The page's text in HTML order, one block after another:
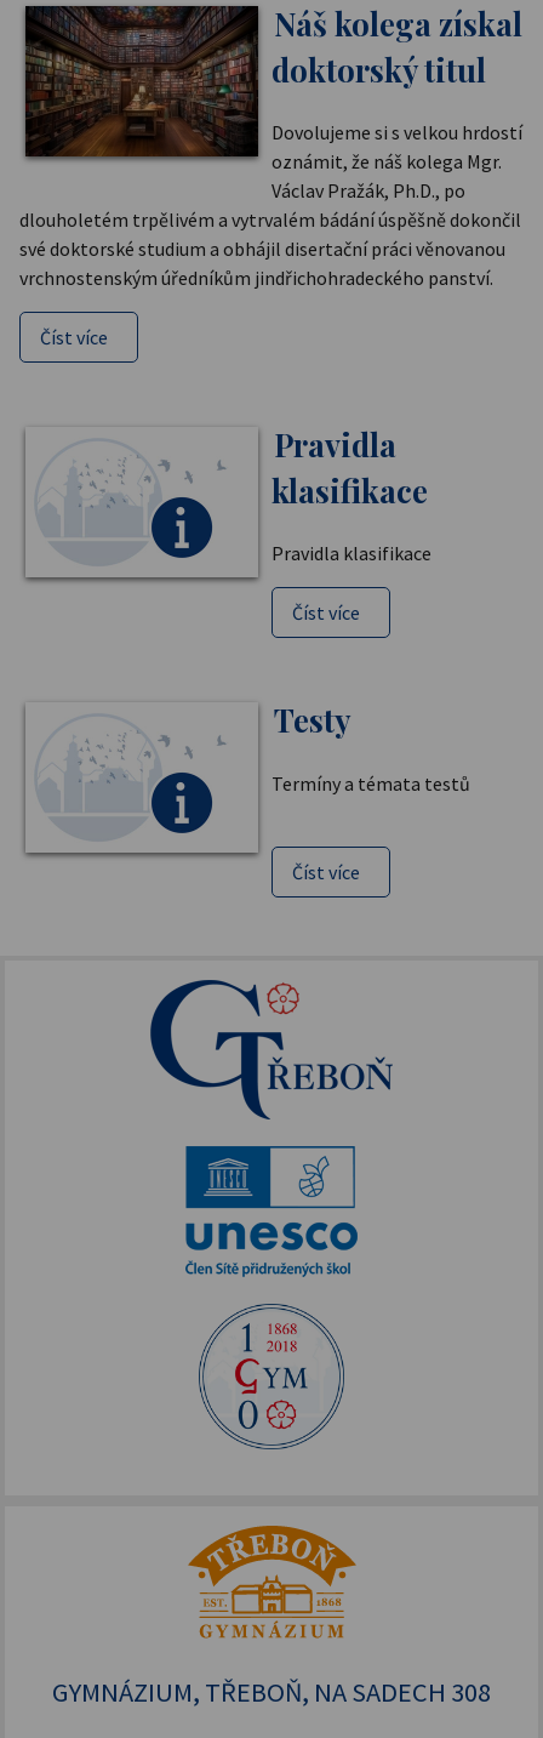
Náš kolega získal
doktorský titul
Dovolujeme si s velkou hrdostí
oznámit, že náš kolega Mgr.
Václav Pražák, Ph.D., po
dlouholetém trpělivém a vytrvalém bádání úspěšně dokončil
své doktorské studium a obhájil disertační práci věnovanou
vrchnostenským úředníkům jindřichohradeckého panství.
Číst více
Pravidla
klasifikace
Pravidla klasifikace
Číst více
Testy
Termíny a témata testů
Číst více
GYMNÁZIUM, TŘEBOŇ, NA SADECH 308